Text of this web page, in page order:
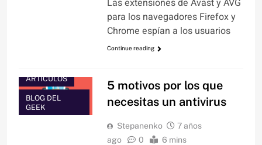
Las extensiones de Avast y AVG
para los navegadores Firefox y
Chrome espían a los usuarios
Continue reading
ARTÍCULOS
BLOG DEL
GEEK
5 motivos por los que
necesitas un antivirus
Stepanenko
7 años
ago
0 6 mins